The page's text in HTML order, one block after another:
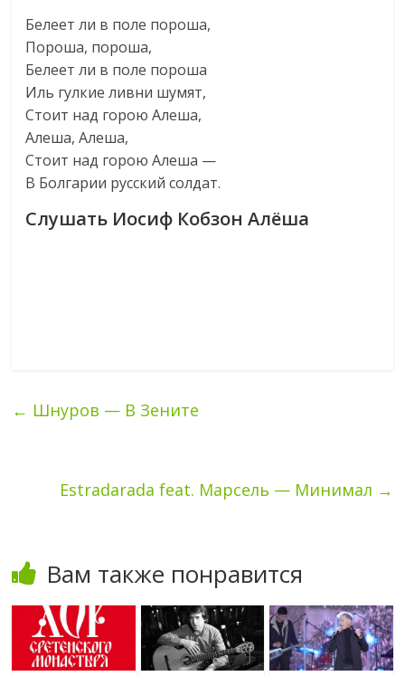
Белеет ли в поле пороша,
Пороша, пороша,
Белеет ли в поле пороша
Иль гулкие ливни шумят,
Стоит над горою Алеша,
Алеша, Алеша,
Стоит над горою Алеша —
В Болгарии русский солдат.
Слушать Иосиф Кобзон Алёша
← Шнуров — В Зените
Estradarada feat. Марсель — Минимал →
Вам также понравится